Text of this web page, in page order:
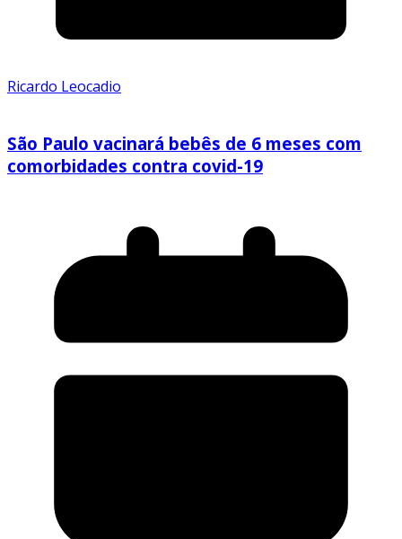
Ricardo Leocadio
São Paulo vacinará bebês de 6 meses com
comorbidades contra covid-19